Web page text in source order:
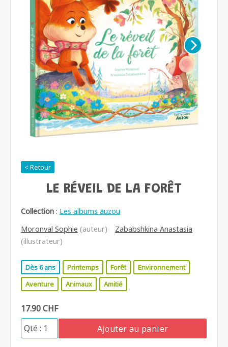
< Retour
LE RÉVEIL DE LA FORÊT
Collection : Les albums auzou
Moronval Sophie (auteur)
Zababshkina Anastasia
(illustrateur)
Dès 6 ans Printemps Forêt
Environnement
Aventure
Animaux Amitié
17.90 CHF
Ajouter au panier